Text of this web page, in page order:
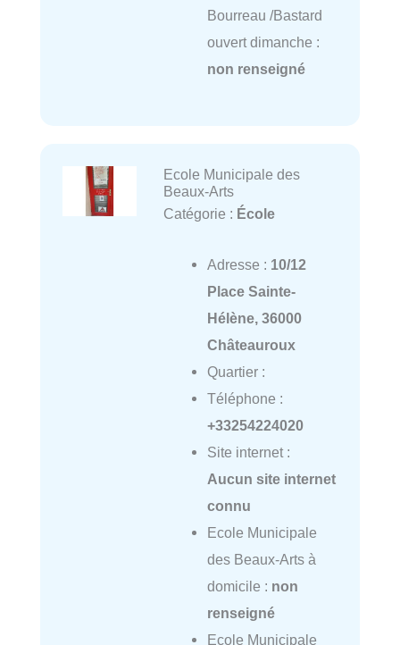
Bourreau /Bastard
ouvert dimanche :
non renseigné
Ecole Municipale des
Beaux-Arts
Catégorie : École
Adresse : 10/12
Place Sainte-
Hélène, 36000
Châteauroux
Quartier :
Téléphone :
+33254224020
Site internet :
Aucun site internet
connu
Ecole Municipale
des Beaux-Arts à
domicile : non
renseigné
Ecole Municipale